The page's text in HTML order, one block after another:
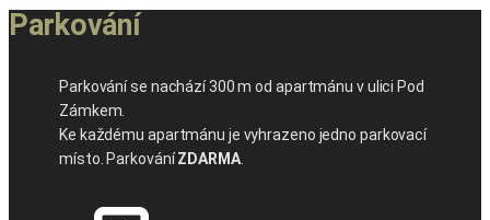
Parkování
Parkování se nachází 300 m od apartmánu v ulici Pod
Zámkem.
Ke každému apartmánu je vyhrazeno jedno parkovací
místo. ParkováníZDARMA.